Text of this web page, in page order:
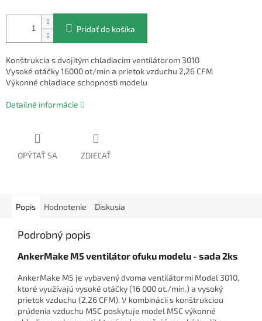
Pridať do košíka
Konštrukcia s dvojitým chladiacim ventilátorom 3010
Vysoké otáčky 16000 ot/min a prietok vzduchu 2,26 CFM
Výkonné chladiace schopnosti modelu
Detailné informácie
OPÝTAŤ SA ZDIEĽAŤ
Popis Hodnotenie Diskusia
Podrobný popis
AnkerMake M5 ventilátor ofuku modelu - sada 2ks
AnkerMake M5 je vybavený dvoma ventilátormi Model 3010,
ktoré využívajú vysoké otáčky (16 000 ot./min.) a vysoký
prietok vzduchu (2,26 CFM). V kombinácii s konštrukciou
prúdenia vzduchu M5C poskytuje model M5C výkonné